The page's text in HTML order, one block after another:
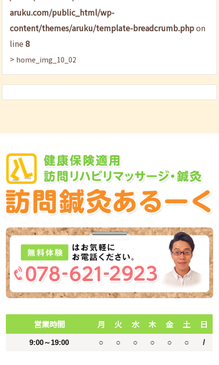
aruku.com/public_html/wp-
content/themes/aruku/template-breadcrumb.phpon
line8
> home_img_10_02
営業時間 月 火 水 木 金 土 日
9:00～19:00 ○ ○ ○ ○ ○ ○ /